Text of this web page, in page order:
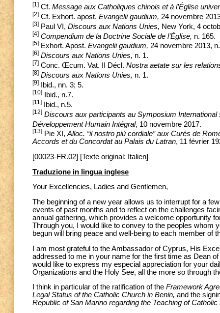
[1] Cf. Message aux Catholiques chinois et à l’Église
[2] Cf. Exhort. apost. Evangelii gaudium, 24 novembre
[3] Paul VI, Discours aux Nations Unies, New York, 4
[4] Compendium de la Doctrine Sociale de l’Église, n. 165.
[5] Exhort. Apost. Evangelii gaudium, 24 novembre 2013,
[6] Discours aux Nations Unies, n. 1.
[7] Conc. Œcum. Vat. II Décl. Nostra aetate sur les
[8] Discours aux Nations Unies, n. 1.
[9] Ibid., nn. 3; 5.
[10] Ibid., n.7.
[11] Ibid., n.5.
[12] Discours aux participants au Symposium
Développement Humain Intégral, 10 novembre 2017.
[13] Pie XI,Alloc. “il nostro più cordiale” aux Curés de
Accords et du Concordat au Palais du Latran, 11 février
[00023-FR.02] [Texte original: Italien]
Traduzione in lingua inglese
Your Excellencies, Ladies and Gentlemen,
The beginning of a new year allows us to interrupt for a
events of past months and to reflect on the challenges
annual gathering, which provides a welcome opportunity
Through you, I would like to convey to the peoples whom
begun will bring peace and well-being to each member of
I am most grateful to the Ambassador of Cyprus, His
addressed to me in your name for the first time as Dean
would like to express my especial appreciation for your
Organizations and the Holy See, all the more so through
I think in particular of the ratification of the Framework
Legal Status of the Catholic Church in Benin, and the
Republic of San Marino regarding the Teaching of